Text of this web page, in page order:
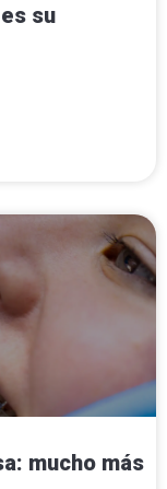
su
mucho más